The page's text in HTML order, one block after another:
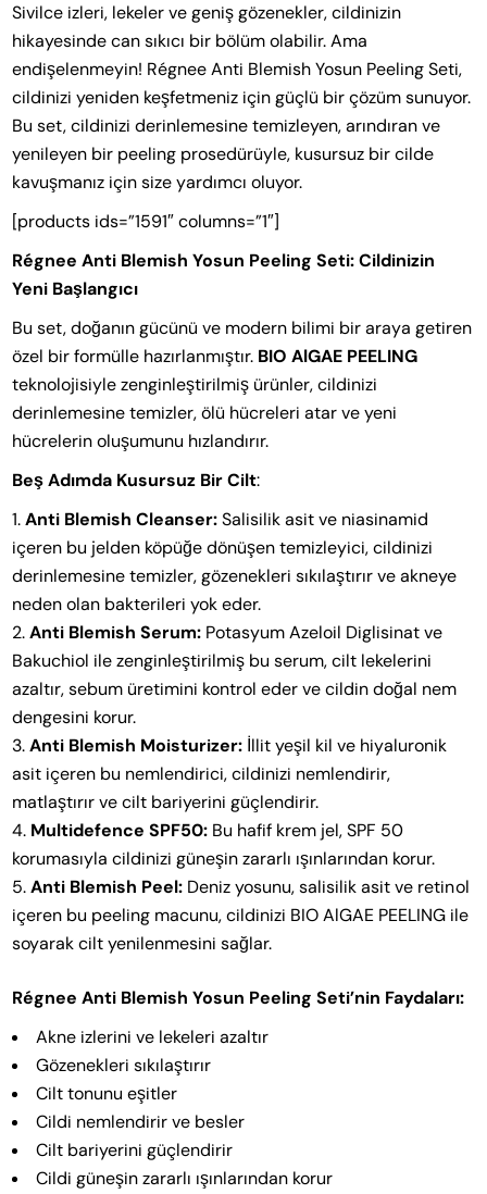
Sivilce izleri, lekeler ve geniş gözenekler, cildinizin
hikayesinde can sıkıcı bir bölüm olabilir. Ama
endişelenmeyin! Régnee Anti Blemish Yosun Peeling Seti,
cildinizi yeniden keşfetmeniz için güçlü bir çözüm sunuyor.
Bu set, cildinizi derinlemesine temizleyen, arındıran ve
yenileyen bir peeling prosedürüyle, kusursuz bir cilde
kavuşmanız için size yardımcı oluyor.
[products ids=”1591″ columns=”1″]
Régnee Anti Blemish Yosun Peeling Seti: Cildinizin
Yeni Başlangıcı
Bu set, doğanın gücünü ve modern bilimi bir araya getiren
özel bir formülle hazırlanmıştır. BIO AlGAE PEELING
teknolojisiyle zenginleştirilmiş ürünler, cildinizi
derinlemesine temizler, ölü hücreleri atar ve yeni
hücrelerin oluşumunu hızlandırır.
Beş Adımda Kusursuz Bir Cilt:
Anti Blemish Cleanser:Salisilik asit ve niasinamid
içeren bu jelden köpüğe dönüşen temizleyici, cildinizi
derinlemesine temizler, gözenekleri sıkılaştırır ve akneye
neden olan bakterileri yok eder.
Anti Blemish Serum: Potasyum Azeloil Diglisinat ve
Bakuchiol ile zenginleştirilmiş bu serum, cilt lekelerini
azaltır, sebum üretimini kontrol eder ve cildin doğal nem
dengesini korur.
Anti Blemish Moisturizer: İllit yeşil kil ve hiyaluronik
asit içeren bu nemlendirici, cildinizi nemlendirir,
matlaştırır ve cilt bariyerini güçlendirir.
Multidefence SPF50: Bu hafif krem jel, SPF 50
korumasıyla cildinizi güneşin zararlı ışınlarından korur.
Anti Blemish Peel: Deniz yosunu, salisilik asit ve retinol
içeren bu peeling macunu, cildinizi BIO AlGAE PEELING ile
soyarak cilt yenilenmesini sağlar.
Régnee Anti Blemish Yosun Peeling Seti’nin Faydaları:
Akne izlerini ve lekeleri azaltır
Gözenekleri sıkılaştırır
Cilt tonunu eşitler
Cildi nemlendirir ve besler
Cilt bariyerini güçlendirir
Cildi güneşin zararlı ışınlarından korur